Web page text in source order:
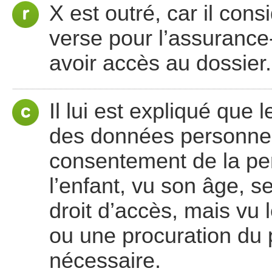
X est outré, car il
verse pour
avoir accès au dossier.
Il lui est expliqué que
des données
consentement de la
l’enfant, vu son âge,
droit d’accès, mais vu
ou une procuration du
nécessaire.